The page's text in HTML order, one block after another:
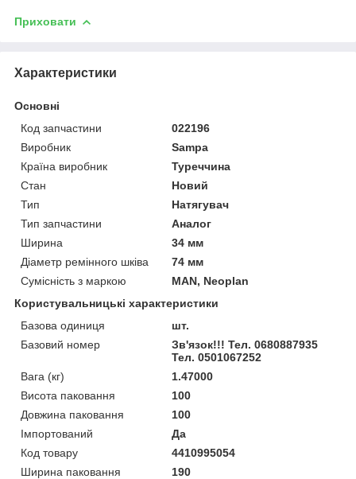
Приховати
Характеристики
Основні
Код запчастини
022196
Виробник
Sampa
Країна виробник
Туреччина
Стан
Новий
Тип
Натягувач
Тип запчастини
Аналог
Ширина
34 мм
Діаметр ремінного шківа
74 мм
Сумісність з маркою
MAN, Neoplan
Користувальницькі характеристики
Базова одиниця
шт.
Базовий номер
Зв'язок!!! Тел. 0680887935
Тел. 0501067252
Вага (кг)
1.47000
Висота паковання
100
Довжина паковання
100
Імпортований
Да
Код товару
4410995054
Ширина паковання
190